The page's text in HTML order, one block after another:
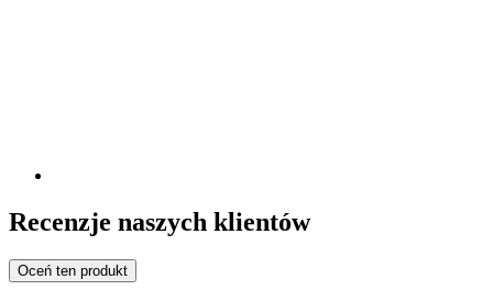
Recenzje naszych klientów
Oceń ten produkt